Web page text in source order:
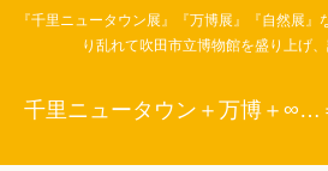
『千里ニュータウン展』『万博展』『自然展
り乱れて吹田市立博物館を盛り上げ
千里ニュータウン＋万博＋∞…